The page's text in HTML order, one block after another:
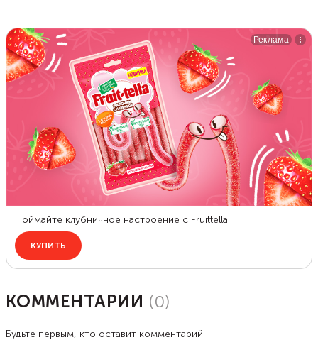
КОММЕНТАРИИ (0)
Будьте первым, кто оставит комментарий